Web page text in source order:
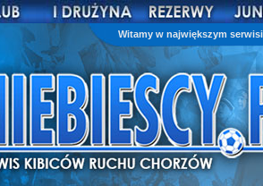
Witamy w największym